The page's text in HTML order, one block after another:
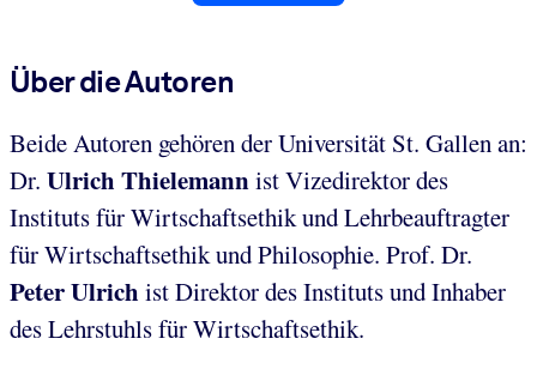
Über die Autoren
Beide Autoren gehören der Universität St. Gallen an:
Dr. Ulrich Thielemannist Vizedirektor des
Instituts für Wirtschaftsethik und Lehrbeauftragter
für Wirtschaftsethik und Philosophie. Prof. Dr.
Peter Ulrich ist Direktor des Instituts und Inhaber
des Lehrstuhls für Wirtschaftsethik.